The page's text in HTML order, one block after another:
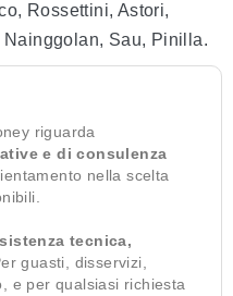
Rossettini, Astori,
Sau, Pinilla.
riguarda
e di consulenza
nella scelta
tecnica,
guasti, disservizi,
e per qualsiasi richiesta